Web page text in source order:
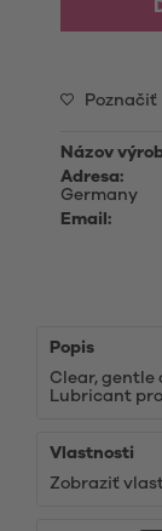
Poznačiť
Názov
Adresa:
Germany
Email:
Popis
Clear, gentle
Lubricant
Vlastnosti
Zobraziť